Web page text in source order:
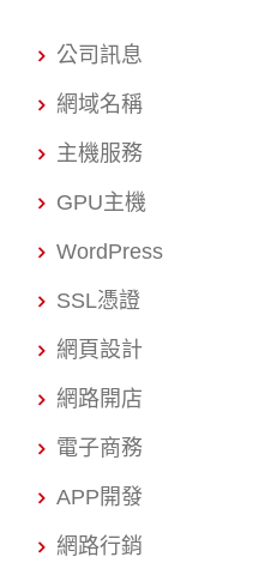
公司訊息
網域名稱
主機服務
GPU主機
WordPress
SSL憑證
網頁設計
網路開店
電子商務
APP開發
網路行銷